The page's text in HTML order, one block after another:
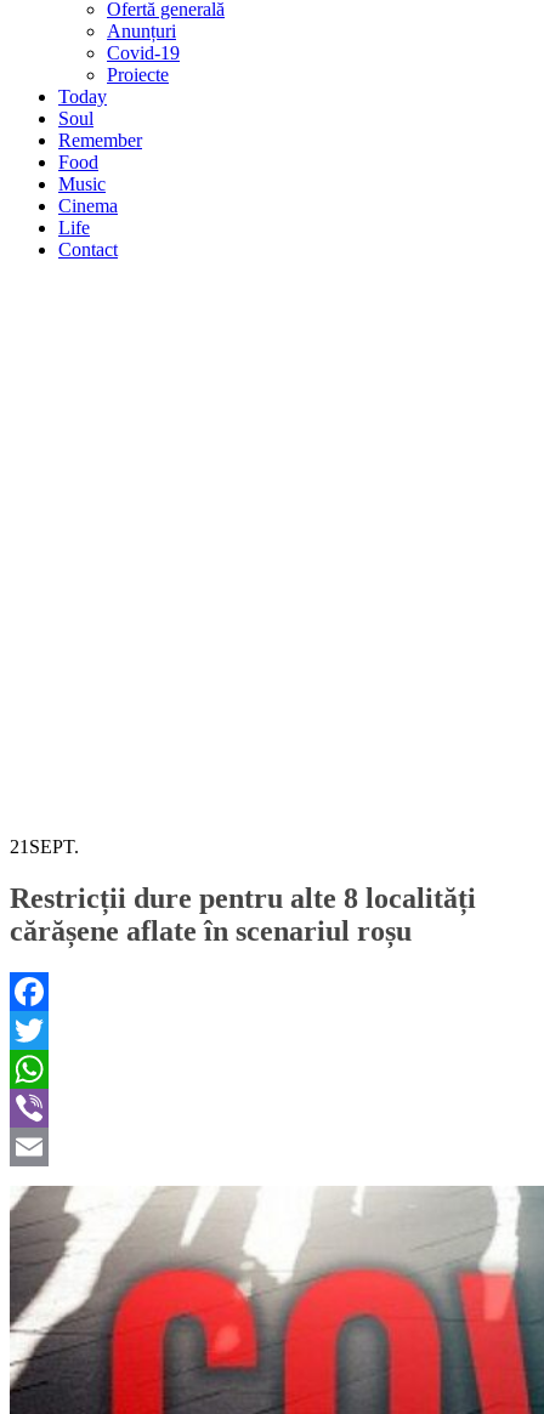
Ofertă generală
Anunțuri
Covid-19
Proiecte
Today
Soul
Remember
Food
Music
Cinema
Life
Contact
21 SEPT.
Restricții dure pentru alte 8 localități
cărășene aflate în scenariul roșu
Facebook
Twitter
WhatsApp
Viber
Email